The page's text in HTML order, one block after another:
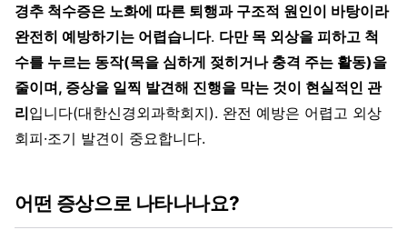
경추 척수증은 노화에 따른 퇴행과 구조적 원인이 바탕이라
완전히 예방하기는 어렵습니다. 다만 목 외상을 피하고 척
수를 누르는 동작(목을 심하게 젖히거나 충격 주는 활동)을
줄이며, 증상을 일찍 발견해 진행을 막는 것이 현실적인 관
리입니다(대한신경외과학회지). 완전 예방은 어렵고 외상
회피·조기 발견이 중요합니다.
어떤 증상으로 나타나나요?